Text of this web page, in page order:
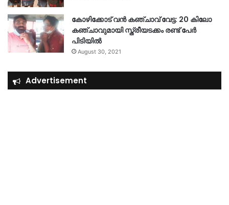
കോഴിക്കോട് വൻ കഞ്ചാവ് വേട്ട: 20 കിലോ
കഞ്ചാവുമായി സ്ത്രീയടക്കം രണ്ട് പേർ
പിടിയിൽ
August 30, 2021
Advertisement